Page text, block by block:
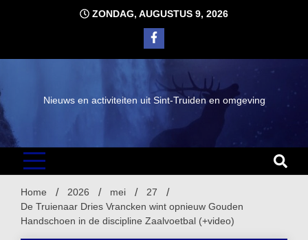
ZONDAG, AUGUSTUS 9, 2026
Nieuws en activiteiten uit Sint-Truiden en omgeving
Home 2026 mei
27
De Truienaar Dries Vrancken wint opnieuw Gouden
Handschoen in de discipline Zaalvoetbal (+video)